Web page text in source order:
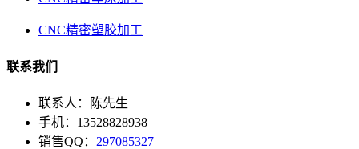
CNC精密塑胶加工
联系我们
联系人：陈先生
手机：13528828938
销售QQ： 297085327